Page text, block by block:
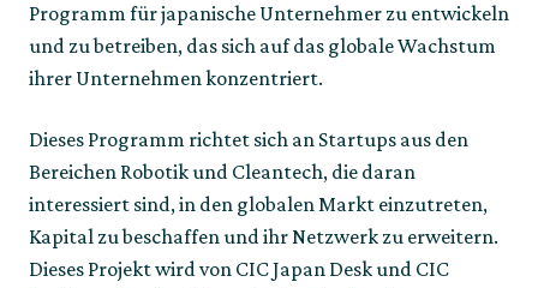
Programm für japanische Unternehmer zu entwickeln
und zu betreiben, das sich auf das globale Wachstum
ihrer Unternehmen konzentriert.
Dieses Programm richtet sich an Startups aus den
Bereichen Robotik und Cleantech, die daran
interessiert sind, in den globalen Markt einzutreten,
Kapital zu beschaffen und ihr Netzwerk zu erweitern.
Dieses Projekt wird von CIC Japan Desk und CIC